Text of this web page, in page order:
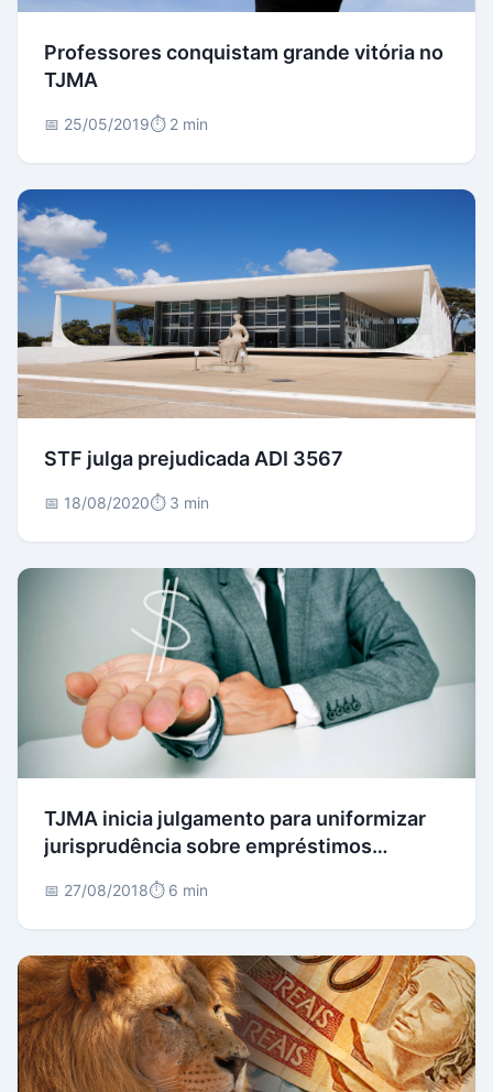
Professores conquistam grande vitória no
TJMA
📅 25/05/2019⏱️ 2 min
STF julga prejudicada ADI 3567
📅 18/08/2020⏱️ 3 min
TJMA inicia julgamento para uniformizar
jurisprudência sobre empréstimos
📅 27/08/2018⏱️ 6 min